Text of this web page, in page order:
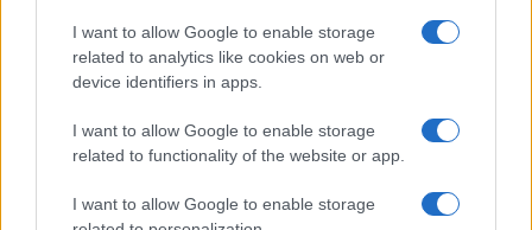
I want to allow Google to enable storage
related to analytics like cookies on web or
device identifiers in apps.
I want to allow Google to enable storage
related to functionality of the website or app.
I want to allow Google to enable storage
először rögzített lemezre Bartók-feldolgozást, azAllegro
BarbarótThe Barbarian címmel. A Mandoki Soulmates
válását is, miközben Jon Lord 2012-ben, Greg Lake pedig